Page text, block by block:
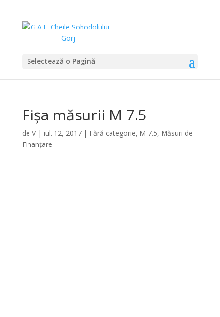
Selectează o Pagină
Fișa măsurii M 7.5
de V| iul. 12, 2017| Fără categorie, M 7.5, Măsuri de
Finanțare